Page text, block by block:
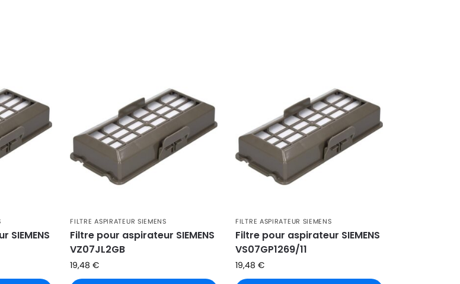
FILTRE ASPIRATEUR SIEMENS
Filtre pour aspirateur SIEMENS
VZ07JL2GB
19,48€
FILTRE ASPIRATEUR SIEMENS
Filtre pour aspirateur SIEMENS
VS07GP1269/11
19,48€